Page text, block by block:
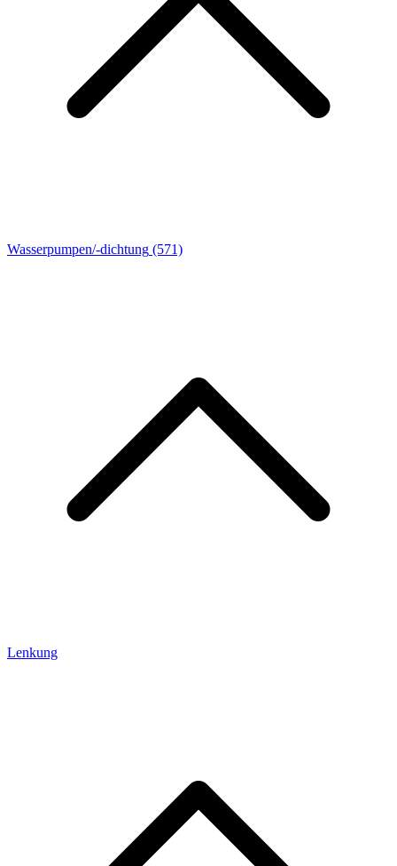
Wasserpumpen/-dichtung (571)
Lenkung